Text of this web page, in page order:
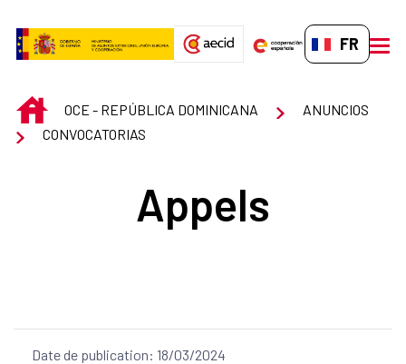
FR-FR
INICIOOCE - REPÚBLICA DOMINICANA
ANUNCIOS
CONVOCATORIAS
Appels
Date de publication: 18/03/2024